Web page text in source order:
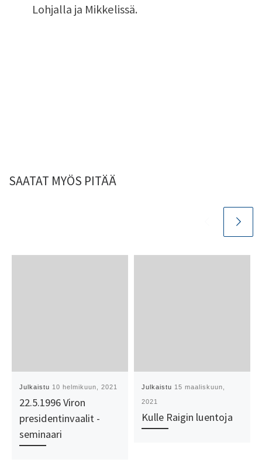
Lohjalla ja Mikkelissä.
SAATAT MYÖS PITÄÄ
Julkaistu 10 helmikuun, 2021
22.5.1996 Viron
presidentinvaalit -
seminaari
Julkaistu 15 maaliskuun,
2021
Kulle Raigin luentoja